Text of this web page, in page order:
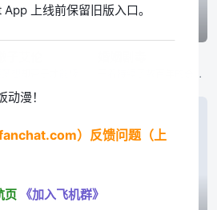
干着持续了数百年的杀手行当“用毒人”的青年·下吕。对于干着暗中的工作，不擅长应对女性的他来说结婚并不是必须要做的东西。然而，为了不让“用毒人”的血脉断绝，老家通知他的妹妹要强制让她生下继承人。就在这时
上线前保留旧版入口。
漫！
）反馈问题（上
页 《加入飞机群》